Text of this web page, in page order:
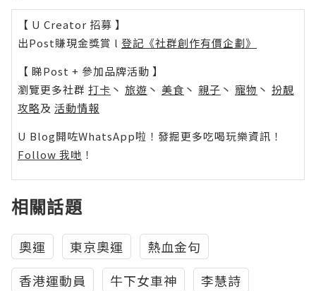
【 U Creator 招募 】
出Post賺現金獎賞 l 登記《社群創作有價企劃》
【 睇Post + 參加品牌活動 】
瀏覽更多社群 打卡 丶 旅遊 丶 美食 丶 親子 丶 寵物 丶 扮靚
攻略及 活動情報
U Blog開咗WhatsApp啦！發掘更多吃喝玩樂資訊！
Follow 我哋 ！
相關話題
奧運 東京奧運
熱血金句
香港運動員
牛下女車神
李慧詩